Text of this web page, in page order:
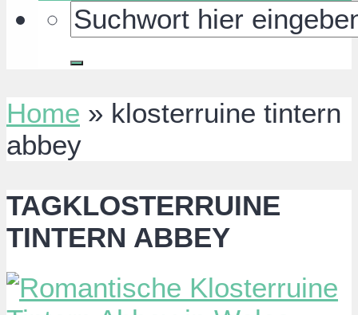
Home » klosterruine tintern
abbey
TAGKLOSTERRUINE
TINTERN ABBEY